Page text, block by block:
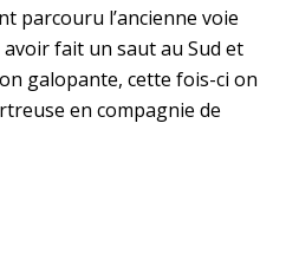
parcouru l’ancienne voie
fait un saut au Sud et
galopante, cette fois-ci on
en compagnie de